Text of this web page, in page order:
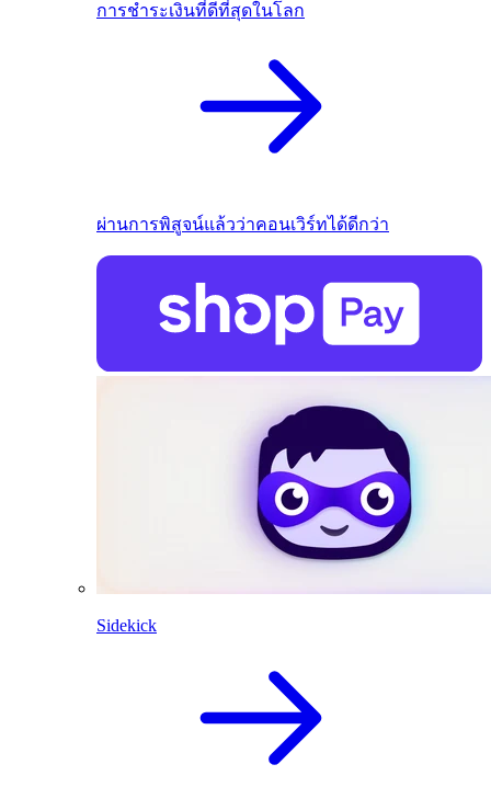
การชำระเงินที่ดีที่สุดในโลก
ผ่านการพิสูจน์แล้วว่าคอนเวิร์ทได้ดีกว่า
Sidekick